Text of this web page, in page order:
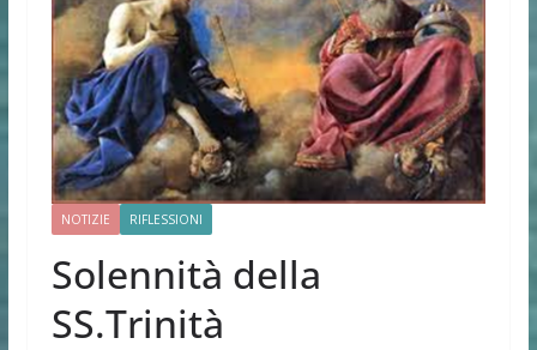
NOTIZIE RIFLESSIONI
Solennità della
SS.Trinità